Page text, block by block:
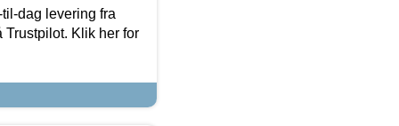
dag levering fra
Trustpilot. Klik her for